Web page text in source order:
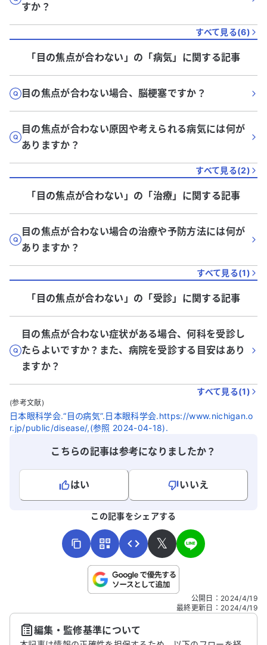
すか？
すべて見る(6)
「目の焦点が合わない」 の「病気」に関する記事
目の焦点が合わない場合、脳梗塞ですか？
目の焦点が合わない原因や考えられる病気には何が
ありますか？
すべて見る(2)
「目の焦点が合わない」 の「治療」に関する記事
目の焦点が合わない場合の治療や予防方法には何が
ありますか？
すべて見る(1)
「目の焦点が合わない」 の「受診」に関する記事
目の焦点が合わない症状がある場合、何科を受診し
たらよいですか？また、病院を受診する目安はあり
ますか？
すべて見る(1)
(参考文献)
日本眼科学会.“目の病気”.日本眼科学会.https://www.nichigan.o
r.jp/public/disease/,(参照 2024-04-18).
こちらの記事は参考になりましたか？
はい
いいえ
こちらは送信専用のフォームです。氏名やご自身の病気の詳細な
送信する
この記事をシェアする
𝕏
公開日 ： 2024/4/19
最終更新日 ： 2024/4/19
編集・監修基準について